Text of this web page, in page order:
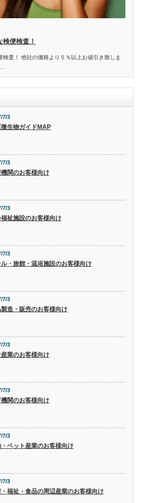
便検査！
検査！ 他社の価格より５％以上お値引き致しま
…
7/3
生物ガイドMAP
7/3
機関のお客様向け
7/3
祉施設のお客様向け
7/3
・旅館・温浴施設のお客様向け
7/3
造・販売のお客様向け
7/3
業のお客様向け
7/3
関のお客様向け
7/3
ペット産業のお客様向け
7/3
・福祉・食品の周辺産業のお客様向け